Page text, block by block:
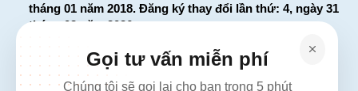
tháng 01 năm 2018. Đăng ký thay đổi lần thứ: 4, ngày 31
tháng 03 năm 2026
226 Đường Láng, Đống Đa, Hà Nội
137 Đường Hòa Hưng, Phường 12, Quận 10, TP. Hồ Chí
Gọi tư vấn miễn phí
Chúng tôi sẽ gọi lại cho bạn trong 5 phút